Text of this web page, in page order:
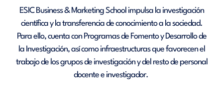
ESIC Business & Marketing School impulsa la investigación
científica y la transferencia de conocimiento a la sociedad.
Para ello, cuenta con Programas de Fomento y Desarrollo de
la Investigación, así como infraestructuras que favorecen el
trabajo de los grupos de investigación y del resto de personal
docente e investigador.